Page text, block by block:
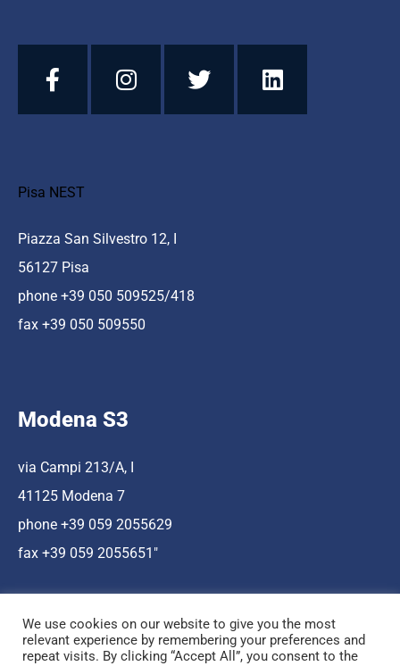
Pisa NEST
Piazza San Silvestro 12, I
56127 Pisa
phone +39 050 509525/418
fax +39 050 509550
Modena S3
via Campi 213/A, I
41125 Modena 7
phone +39 059 2055629
fax +39 059 2055651″
We use cookies on our website to give you the most
relevant experience by remembering your preferences and
repeat visits. By clicking “Accept All”, you consent to the